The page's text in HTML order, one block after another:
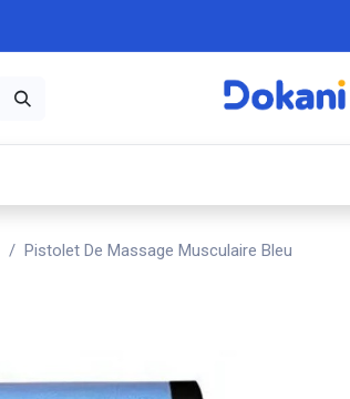
Pistolet De Massage Musculaire Bleu